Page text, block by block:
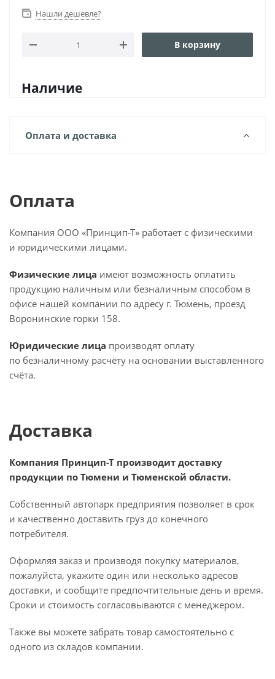
Нашли дешевле?
В корзину
Наличие
Оплата и доставка
Оплата
Компания ООО «Принцип-Т» работает с физическими
и юридическими лицами.
Физические лица имеют возможность оплатить
продукцию наличным или безналичным способом в
офисе нашей компании по адресу г. Тюмень, проезд
Воронинские горки 158.
Юридические лица производят оплату
по безналичному расчёту на основании выставленного
счёта.
Доставка
Компания Принцип-Т производит доставку
продукции по Тюмени и Тюменской области.
Собственный автопарк предприятия позволяет в срок
и качественно доставить груз до конечного
потребителя.
Оформляя заказ и производя покупку материалов,
пожалуйста, укажите один или несколько адресов
доставки, и сообщите предпочтительные день и время.
Сроки и стоимость согласовываются с менеджером.
Также вы можете забрать товар самостоятельно с
одного из складов компании.